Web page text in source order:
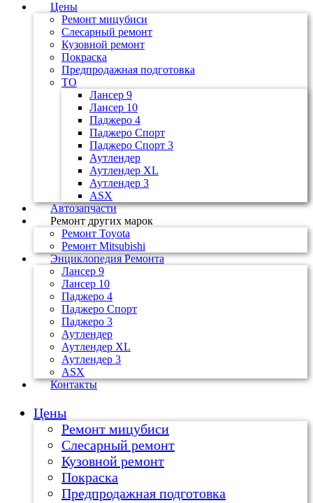
Цены
Ремонт мицубиси
Слесарный ремонт
Кузовной ремонт
Покраска
Предпродажная подготовка
ТО
Лансер 9
Лансер 10
Паджеро 4
Паджеро Спорт
Паджеро Спорт 3
Аутлендер
Аутлендер ХL
Аутлендер 3
ASX
Автозапчасти
Ремонт других марок
Ремонт Toyota
Ремонт Mitsubishi
Энциклопедия Ремонта
Лансер 9
Лансер 10
Паджеро 4
Паджеро Спорт
Паджеро 3
Аутлендер
Аутлендер ХL
Аутлендер 3
ASX
Контакты
Цены
Ремонт мицубиси
Слесарный ремонт
Кузовной ремонт
Покраска
Предпродажная подготовка